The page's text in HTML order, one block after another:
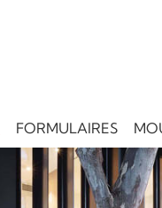
FORMULAIRES